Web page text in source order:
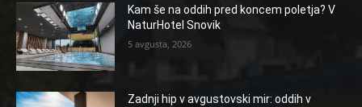
Kam še na oddih pred koncem poletja? V
NaturHotel Snovik
5 avgusta, 2026
Zadnji hip v avgustovski mir: oddih v